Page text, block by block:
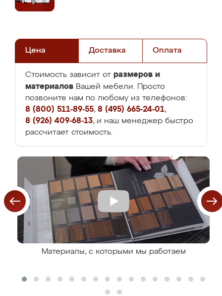
Цена Доставка Оплата
Стоимость зависит от размеров и
материалов Вашей мебели. Просто
позвоните нам по любому из телефонов:
8 (800) 511-89-55, 8 (495) 665-24-01,
8 (926) 409-68-13, и наш менеджер быстро
рассчитает стоимость.
Материалы, с которыми мы работаем